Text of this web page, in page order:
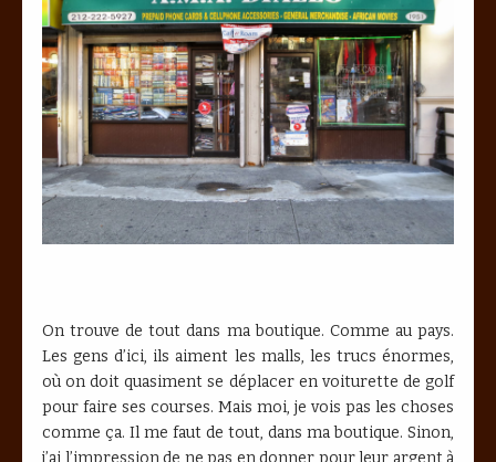
On trouve de tout dans ma boutique. Comme au pays.
Les gens d’ici, ils aiment les malls, les trucs énormes,
où on doit quasiment se déplacer en voiturette de golf
pour faire ses courses. Mais moi, je vois pas les choses
comme ça. Il me faut de tout, dans ma boutique. Sinon,
j’ai l’impression de ne pas en donner pour leur argent à